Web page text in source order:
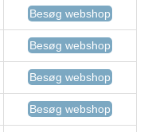
Besøg webshop
Besøg webshop
Besøg webshop
Besøg webshop